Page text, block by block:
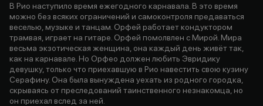
В Рио наступило время ежегодного карнавала. В это время
можно без всяких ограничений и самоконтроля предаваться
веселью, музыке и танцам. Орфей работает кондуктором
трамвая, играет на гитаре. Орфей помолвлен с Мирой. Мира
весьма экзотическая женщина, она каждый день живёт так,
как на карнавале. Но Орфео должен любить Эвридику
девушку, только что приехавшую в Рио навестить свою кузину
Серафину. Она была вынуждена уехать из родного городка,
скрываясь от преследований таинственного незнакомца, но
он приехал вслед за ней.